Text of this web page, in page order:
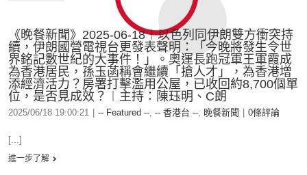
《晚餐新聞》2025-06-18︱以色列同伊朗雙方衝突持
續，伊朗國營電視台更發表聲明：「今晚將發生令世
界銘記數世紀的大事件！」。奧運長跑冠軍王軍霞成
為香港居民，孫玉菡稱會繼續「搶人才」，為香港增
添經濟活力？房署打擊濫用公屋，已收回約8,700個單
位，是否見成效？︱主持：陳珏明、C朗
2025/06/18 19:00:21 -- Featured --, -- 香港台 --, 晚餐新聞 0條評論
[...]
進一步了解